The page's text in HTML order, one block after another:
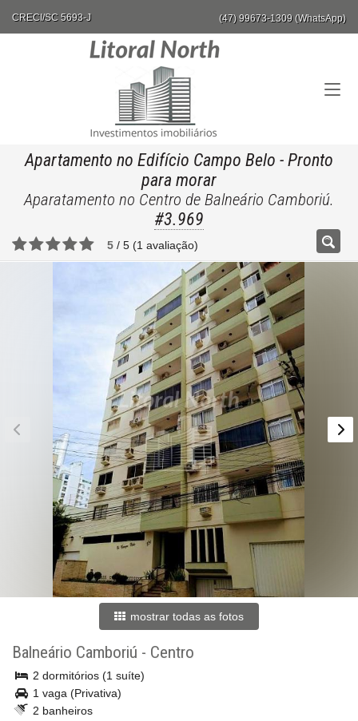
CRECI/SC 5693-J (47) 99673-1309 (WhatsApp)
Apartamento no Edifício Campo Belo - Pronto
para morar
Aparatamento no Centro de Balneário Camboriú.
#3.969
5 / 5 (1 avaliação)
mostrar todas as fotos
Balneário Camboriú - Centro
2 dormitórios (1 suíte)
1 vaga (Privativa)
2 banheiros